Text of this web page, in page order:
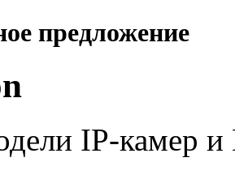
предложение
IP-камер и